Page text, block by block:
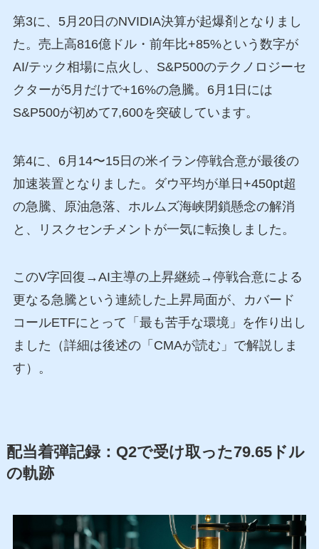
第3に、5月20日のNVIDIA決算が起爆剤となりまし
た。売上高816億ドル・前年比+85%という数字が
AI/テック相場に点火し、S&P500のテクノロジーセ
クターが5月だけで+16%の急騰。6月1日には
S&P500が初めて7,600を突破しています。
第4に、6月14〜15日の米イラン停戦合意が最後の
加速装置となりました。ダウ平均が単日+450pt超
の急騰、原油急落、ホルムズ海峡閉鎖懸念の解消
と、リスクセンチメントが一気に転換しました。
このV字回復→AI主導の上昇継続→停戦合意による
更なる急騰という連続した上昇局面が、カバード
コールETFにとって「最も苦手な環境」を作り出し
ました（詳細は後述の「CMAが読む」で解説しま
す）。
配当着弾記録：Q2で受け取った79.65ドル
の軌跡